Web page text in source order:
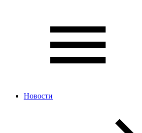
Новости